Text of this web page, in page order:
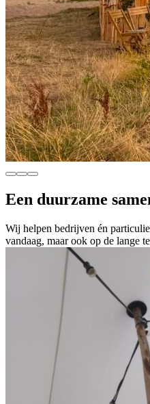
Een duurzame
Wij helpen bedrijven én
vandaag, maar ook op de lange